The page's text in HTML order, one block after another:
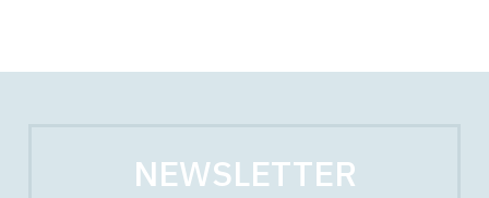
NEWSLETTER